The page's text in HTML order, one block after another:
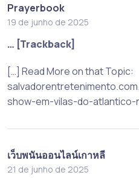
Prayerbook
19 de junho de 2025
… [Trackback]
[…] Read More on that Topic:
show-em-vilas-do-
เว็บพนันออนไลน์เกาหลี
21 de junho de 2025